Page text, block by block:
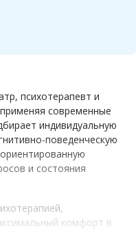
психотерапевт и
современные
индивидуальную
поведенческую
и состояния
комфорт в